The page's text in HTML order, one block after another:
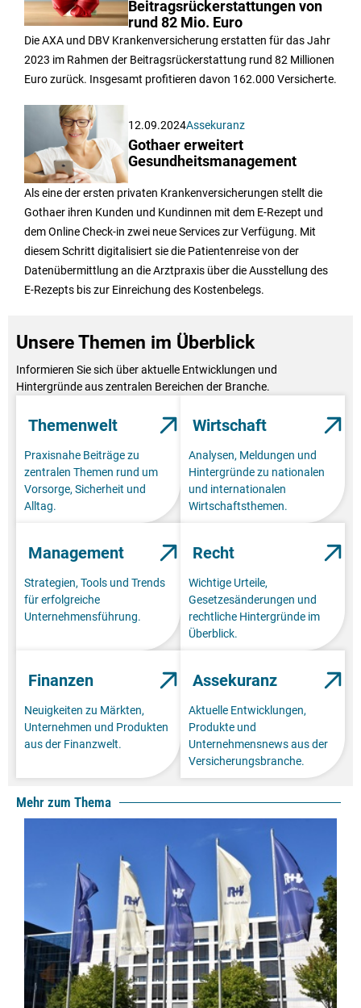
Beitragsrückerstattungen von
rund 82 Mio. Euro
Die AXA und DBV Krankenversicherung erstatten für das Jahr
2023 im Rahmen der Beitragsrückerstattung rund 82 Millionen
Euro zurück. Insgesamt profitieren davon 162.000 Versicherte.
12.09.2024Assekuranz
Gothaer erweitert
Gesundheitsmanagement
Als eine der ersten privaten Krankenversicherungen stellt die
Gothaer ihren Kunden und Kundinnen mit dem E-Rezept und
dem Online Check-in zwei neue Services zur Verfügung. Mit
diesem Schritt digitalisiert sie die Patientenreise von der
Datenübermittlung an die Arztpraxis über die Ausstellung des
E-Rezepts bis zur Einreichung des Kostenbelegs.
Unsere Themen im Überblick
Informieren Sie sich über aktuelle Entwicklungen und
Hintergründe aus zentralen Bereichen der Branche.
Themenwelt
Praxisnahe Beiträge zu
zentralen Themen rund um
Vorsorge, Sicherheit und
Alltag.
Wirtschaft
Analysen, Meldungen und
Hintergründe zu nationalen
und internationalen
Wirtschaftsthemen.
Management
Strategien, Tools und Trends
für erfolgreiche
Unternehmensführung.
Recht
Wichtige Urteile,
Gesetzesänderungen und
rechtliche Hintergründe im
Überblick.
Finanzen
Neuigkeiten zu Märkten,
Unternehmen und Produkten
aus der Finanzwelt.
Assekuranz
Aktuelle Entwicklungen,
Produkte und
Unternehmensnews aus der
Versicherungsbranche.
Mehr zum Thema